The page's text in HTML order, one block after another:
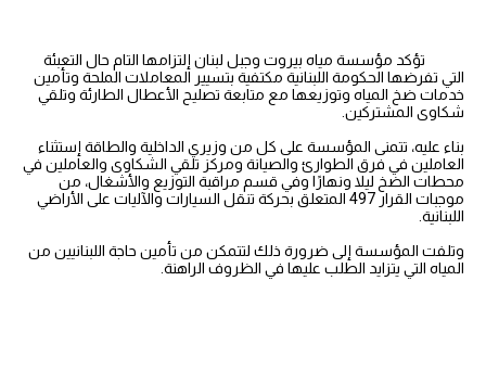
تؤكد مؤسسة مياه بيروت وجبل لبنان إلتزامها التام حال التعبئة
التي تفرضها الحكومة اللبنانية مكتفية بتسيير المعاملات الملحة وتأمين
خدمات ضخ المياه وتوزيعها مع متابعة تصليح الأعطال الطارئة وتلقي
شكاوى المشتركين.
بناء عليه، تتمنى المؤسسة على كل من وزيري الداخلية والطاقة إستثناء
العاملين في فرق الطوارئ والصيانة ومركز تلقي الشكاوى والعاملين في
محطات الضخ ليلا ونهارًا وفي قسم مراقبة التوزيع والأشغال، من
موجبات القرار 497 المتعلق بحركة تنقل السيارات والآليات على الأراضي
اللبنانية.
وتلفت المؤسسة إلى ضرورة ذلك لتتمكن من تأمين حاجة اللبنانيين من
المياه التي يتزايد الطلب عليها في الظروف الراهنة.